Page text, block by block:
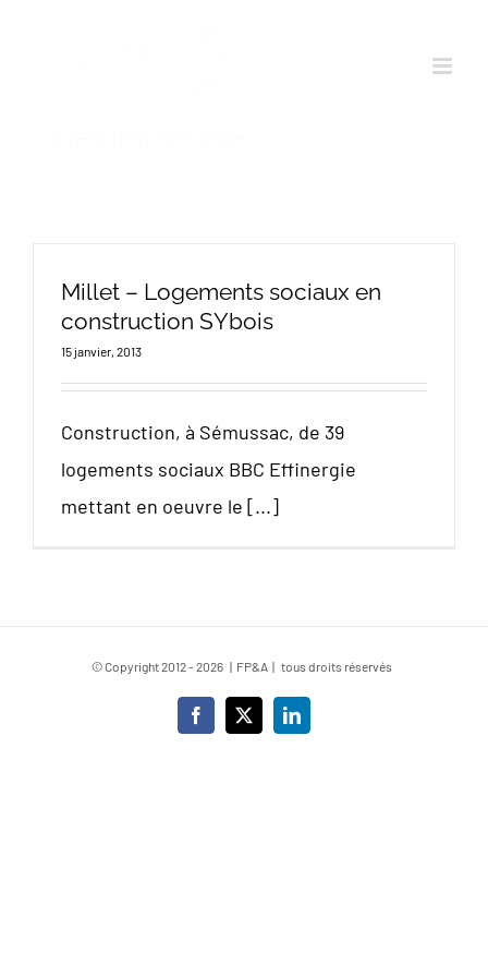
Millet – Logements sociaux en
construction SYbois
15 janvier, 2013
Construction, à Sémussac, de 39
logements sociaux BBC Effinergie
mettant en oeuvre le [...]
© Copyright 2012 -2026 | FP&A | tous droits réservés
Facebook
X LinkedIn